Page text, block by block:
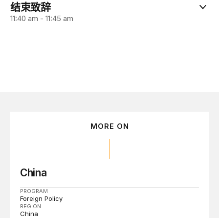
结束致辞
11:40 am - 11:45 am
MORE ON
China
PROGRAM
Foreign Policy
REGION
China